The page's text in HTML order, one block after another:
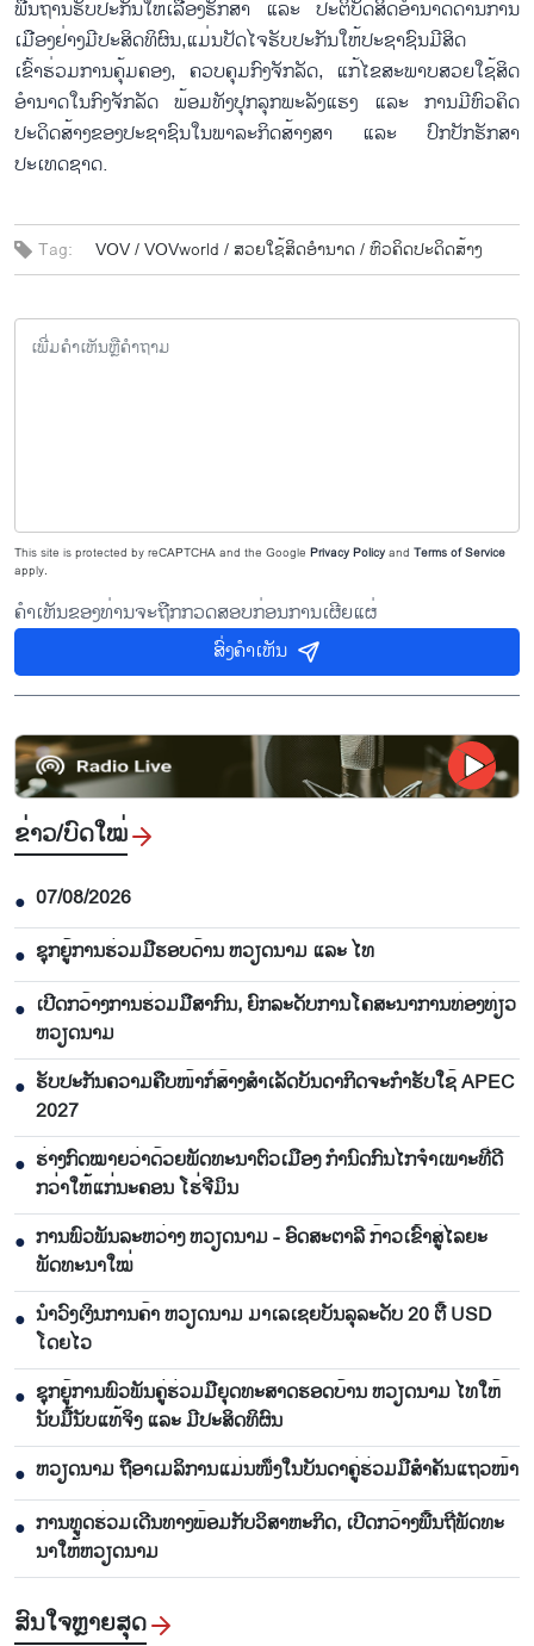
ພື້ນຖານຮັບປະກັນໃຫ້ເລື່ອງຮັກສາ ແລະ ປະຕິບັດສິດອຳນາດດ້ານການ
ເມືອງຢ່າງມີປະສິດທິຜົນ,ແມ່ນປັດໄຈຮັບປະກັນໃຫ້ປະຊາຊົນມີສິດ
ເຂົ້າຮ່ວມການຄຸ້ມຄອງ, ຄວບຄຸມກົງຈັກລັດ, ແກ້ໄຂສະພາບສວຍໃຊ້ສິດ
ອຳນາດໃນກົງຈັກລັດ ພ້ອມທັງປຸກລຸກພະລັງແຮງ ແລະ ການມີຫົວຄິດ
ປະດິດສ້າງຂອງປະຊາຊົນໃນພາລະກິດສ້າງສາ ແລະ ປົກປັກຮັກສາ
ປະເທດຊາດ.
Tag: VOV /VOVworld / ສວຍໃຊ້ສິດອຳນາດ /ຫົວຄິດປະດິດສ້າງ
This site is protected by reCAPTCHA and the Google Privacy Policyand Terms of Service
apply.
ຄຳເຫັນຂອງທ່ານຈະຖືກກວດສອບກ່ອນການເຜີຍແຜ່
ສົ່ງຄຳເຫັນ
ຂ່າວ/ບົດ​ໃໝ່
● 07/08/2026
● ຊຸກຍູ້ການຮ່ວມມືຮອບດ້ານ ຫວຽດນາມ ແລະ ໄທ
● ເປີດກວ້າງການຮ່ວມມືສາກົນ, ຍົກລະດັບການໂຄສະນາການທ່ອງທ່ຽວ
ຫວຽດນາມ
● ຮັບປະກັນຄວາມຄືບໜ້າກໍ່ສ້າງສຳເລັດບັນດາກິດຈະກຳຮັບໃຊ້ APEC
2027
● ຮ່າງກົດໝາຍວ່າດ້ວຍພັດທະນາຕົວເມືອງ ກຳນົດກົນໄກຈຳເພາະທີ່ດີ
ກວ່າໃຫ້ແກ່ນະຄອນ ໂຮ່ຈີມິນ
● ການພົວພັນລະຫວ່າງ ຫວຽດນາມ - ອົດສະຕາລີ ກ້າວເຂົ້າສູ່ໄລຍະ
ພັດທະນາໃໝ່
● ນຳ​ວົງ​ເງິນ​ການ​ຄ້າ ຫວຽດ​ນາມ ມາ​ເລ​ເຊຍ​ບັນ​ລຸ​ລະ​ດັບ 20 ຕື້ USD
ໂດຍ​ໄວ
● ຊຸກ​ຍູ້​ການ​ພົວ​ພັນ​ຄູ່​ຮ່ວມ​ມື​ຍຸດ​ທະ​ສາດ​ຮອດ​ບ້ານ ຫວຽດ​ນາມ ໄທ​ໃຫ້​
ນັບ​ມື້​ນັບ​ແທ້​ຈິງ ແລະ ມີ​ປະ​ສິດ​ທິ​ຜົນ
● ຫ​ວຽດ​ນາມ ຖື​ອາ​ເມ​ລິ​ການ​ແມ່ນ​ໜຶ່ງ​ໃນ​ບັນ​ດາ​ຄູ່​ຮ່ວມ​ມື​ສຳ​ຄັນ​ແຖວ​ໜ້າ
● ການ​ທູດ​ຮ່ວມ​ເດີນ​ທາງ​ພ້ອມກັບ​ວິ​ສາ​ຫະ​ກ​ິດ, ເປີດກວ້າງ​ພື້ນ​ຖີ່​ພັດ​ທະ​
ນາ​ໃຫ້​ຫວຽດ​ນາມ
ສົນ​ໃຈ​ຫຼາຍ​ສຸດ